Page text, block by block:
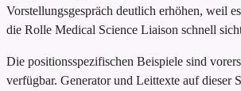
Vorstellungsgespräch deutlich erhöhen, weil
die Rolle Medical Science Liaison schnell
Die positionsspezifischen Beispiele sind
verfügbar. Generator und Leittexte auf dieser